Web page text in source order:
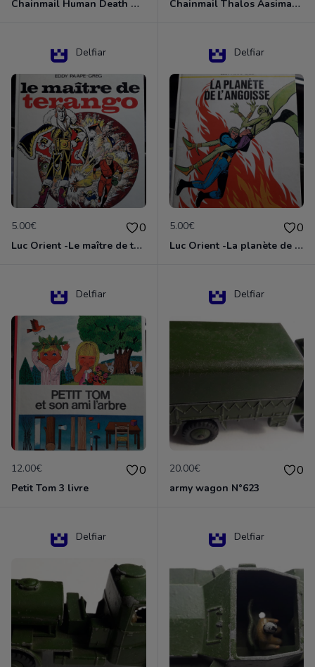
Chainmail Human Death Cleric Chainmail Thalos Aasimar Cleric
Delfiar
5.00€ 0
Luc Orient -Le maître de terango
Delfiar
5.00€ 0
Luc Orient -La planète de l'angoisse
Delfiar
12.00€ 0
Petit Tom 3 livre
Delfiar
20.00€ 0
army wagon N°623
Delfiar Delfiar